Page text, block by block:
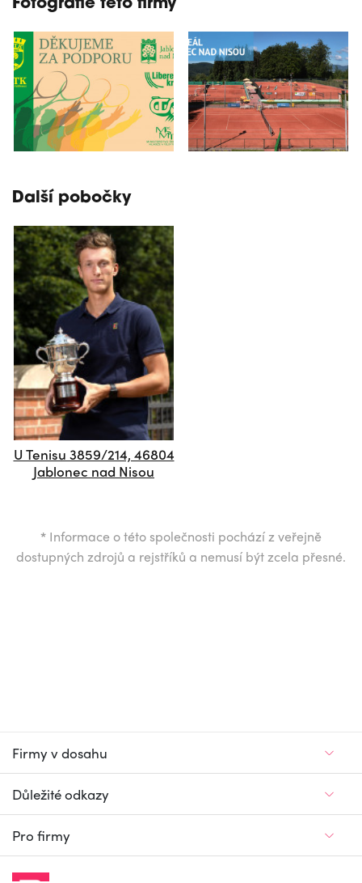
Fotografie této firmy
Další pobočky
U Tenisu 3859/214, 46804
Jablonec nad Nisou
* Informace o této společnosti pochází z veřejně
dostupných zdrojů a rejstříků a nemusí být zcela přesné.
Firmy v dosahu
Důležité odkazy
Pro firmy